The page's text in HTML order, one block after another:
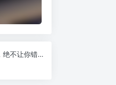
抖音账号登录不了？教你一招轻松搞定，绝不让你错过精彩内容！